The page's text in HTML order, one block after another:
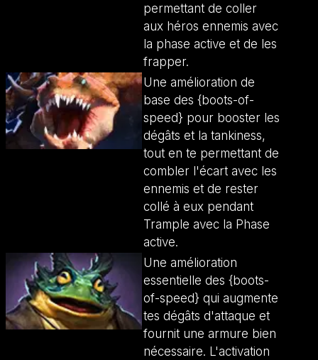
permettant de coller
aux héros ennemis avec
la phase active et de les
frapper.
Une amélioration de
base des {boots-of-
speed} pour booster les
dégâts et la tankiness,
tout en te permettant de
combler l'écart avec les
ennemis et de rester
collé à eux pendant
Trample avec la Phase
active.
Une amélioration
essentielle des {boots-
of-speed} qui augmente
tes dégâts d'attaque et
fournit une armure bien
nécessaire. L'activation